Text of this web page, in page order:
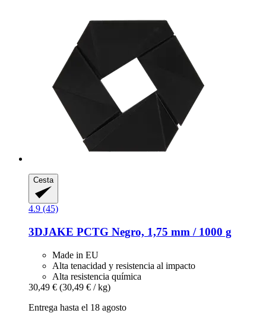
Cesta
4.9 (45)
3DJAKE PCTG Negro, 1,75 mm / 1000 g
Made in EU
Alta tenacidad y resistencia al impacto
Alta resistencia química
30,49 € (30,49 € / kg)
Entrega hasta el 18 agosto